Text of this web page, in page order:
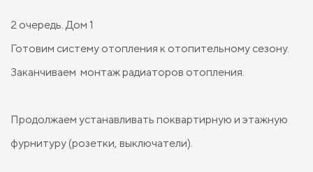
2 очередь. Дом 1
Готовим систему отопления к отопительному сезону.
Заканчиваем монтаж радиаторов отопления.
Продолжаем устанавливать поквартирную и этажную
фурнитуру (розетки, выключатели).